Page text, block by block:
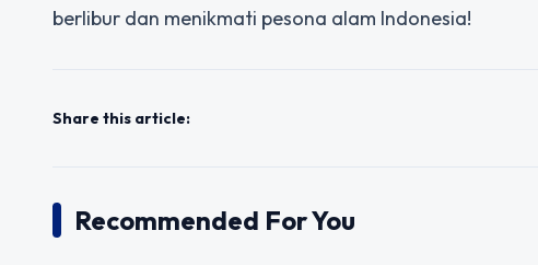
berlibur dan menikmati pesona alam Indonesia!
Share this article:
Recommended For You